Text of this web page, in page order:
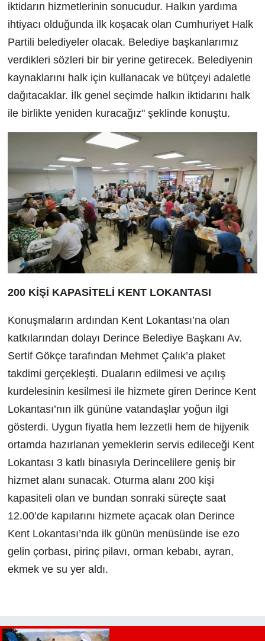
iktidarın hizmetlerinin sonucudur. Halkın yardıma
ihtiyacı olduğunda ilk koşacak olan Cumhuriyet Halk
Partili belediyeler olacak. Belediye başkanlarımız
verdikleri sözleri bir bir yerine getirecek. Belediyenin
kaynaklarını halk için kullanacak ve bütçeyi adaletle
dağıtacaklar. İlk genel seçimde halkın iktidarını halk
ile birlikte yeniden kuracağız" şeklinde konuştu.
200 KİŞİ KAPASİTELİ KENT LOKANTASI
Konuşmaların ardından Kent Lokantası’na olan
katkılarından dolayı Derince Belediye Başkanı Av.
Sertif Gökçe tarafından Mehmet Çalık’a plaket
takdimi gerçekleşti. Duaların edilmesi ve açılış
kurdelesinin kesilmesi ile hizmete giren Derince Kent
Lokantası’nın ilk gününe vatandaşlar yoğun ilgi
gösterdi. Uygun fiyatla hem lezzetli hem de hijyenik
ortamda hazırlanan yemeklerin servis edileceği Kent
Lokantası 3 katlı binasıyla Derincelilere geniş bir
hizmet alanı sunacak. Oturma alanı 200 kişi
kapasiteli olan ve bundan sonraki süreçte saat
12.00’de kapılarını hizmete açacak olan Derince
Kent Lokantası’nda ilk günün menüsünde ise ezo
gelin çorbası, pirinç pilavı, orman kebabı, ayran,
ekmek ve su yer aldı.